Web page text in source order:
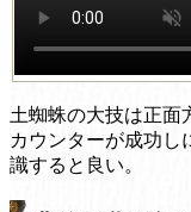
土蜘蛛の大技は正面
カウンターが成功し
識すると良い。